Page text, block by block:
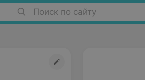
Поиск по сайту